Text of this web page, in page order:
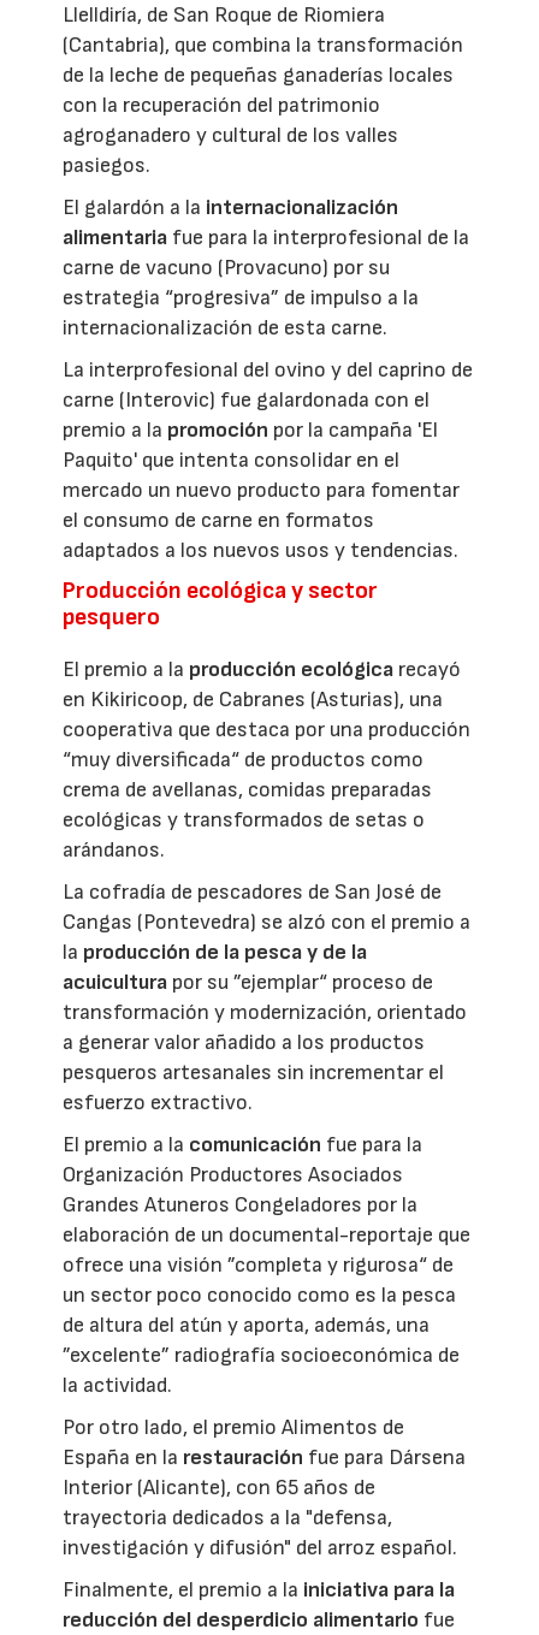
Llelldiría, de San Roque de Riomiera
(Cantabria), que combina la transformación
de la leche de pequeñas ganaderías locales
con la recuperación del patrimonio
agroganadero y cultural de los valles
pasiegos.
El galardón a la internacionalización
alimentaria fue para la interprofesional de la
carne de vacuno (Provacuno) por su
estrategia “progresiva” de impulso a la
internacionalización de esta carne.
La interprofesional del ovino y del caprino de
carne (Interovic) fue galardonada con el
premio a la promoción por la campaña 'El
Paquito' que intenta consolidar en el
mercado un nuevo producto para fomentar
el consumo de carne en formatos
adaptados a los nuevos usos y tendencias.
Producción ecológica y sector
pesquero
El premio a la producción ecológica recayó
en Kikiricoop, de Cabranes (Asturias), una
cooperativa que destaca por una producción
“muy diversificada“ de productos como
crema de avellanas, comidas preparadas
ecológicas y transformados de setas o
arándanos.
La cofradía de pescadores de San José de
Cangas (Pontevedra) se alzó con el premio a
la producción de la pesca y de la
acuicultura por su ”ejemplar“ proceso de
transformación y modernización, orientado
a generar valor añadido a los productos
pesqueros artesanales sin incrementar el
esfuerzo extractivo.
El premio a la comunicación fue para la
Organización Productores Asociados
Grandes Atuneros Congeladores por la
elaboración de un documental-reportaje que
ofrece una visión ”completa y rigurosa“ de
un sector poco conocido como es la pesca
de altura del atún y aporta, además, una
”excelente” radiografía socioeconómica de
la actividad.
Por otro lado, el premio Alimentos de
España en la restauración fue para Dársena
Interior (Alicante), con 65 años de
trayectoria dedicados a la "defensa,
investigación y difusión" del arroz español.
Finalmente, el premio a la iniciativa para la
reducción del desperdicio alimentario fue